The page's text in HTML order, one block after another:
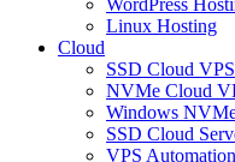
WordPress
Linux Hosting
Cloud
SSD Cloud VPS
NVMe Cloud
Windows
SSD Cloud
VPS